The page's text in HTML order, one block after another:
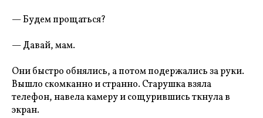
— Будем прощаться?
— Давай, мам.
Они быстро обнялись, а потом подержались за руки.
Вышло скомканно и странно. Старушка взяла
телефон, навела камеру и сощурившись ткнула в
экран.